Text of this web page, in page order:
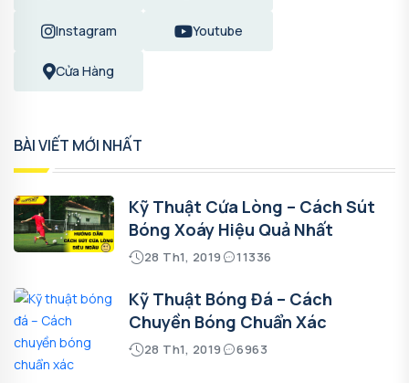
Instagram Youtube
Cửa Hàng
BÀI VIẾT MỚI NHẤT
Kỹ Thuật Cứa Lòng – Cách Sút
Bóng Xoáy Hiệu Quả Nhất
28 Th1, 2019 11336
Kỹ Thuật Bóng Đá – Cách
Chuyền Bóng Chuẩn Xác
28 Th1, 2019 6963